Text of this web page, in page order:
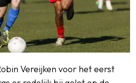
Vereijken voor het eerst